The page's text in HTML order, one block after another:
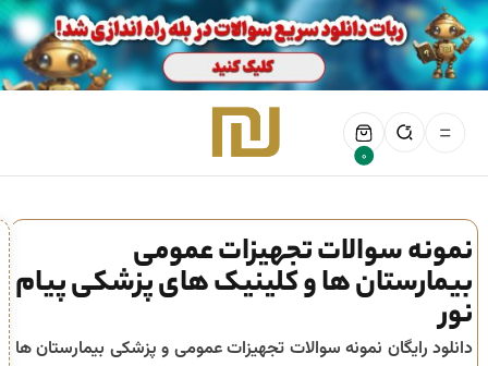
0
نمونه سوالات تجهیزات عمومی
بیمارستان ها و کلینیک های پزشکی پیام
نور
دانلود رایگان نمونه سوالات تجهیزات عمومی و پزشکی بیمارستان ها